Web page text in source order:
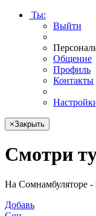
Ты:
Выйти
Общение
Профиль
Контакты
×Закрыть
Смотри
На Сомнамбуляторе
Добавь